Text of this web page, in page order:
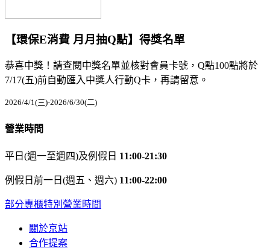
【環保E消費 月月抽Q點】得獎名單
恭喜中獎！請查閱中獎名單並核對會員卡號，Q點100點將於
7/17(五)前自動匯入中獎人行動Q卡，再請留意。
2026/4/1(三)-2026/6/30(二)
營業時間
平日(週一至週四)及例假日 11:00-21:30
例假日前一日(週五、週六) 11:00-22:00
部分專櫃特別營業時間
關於京站
合作提案